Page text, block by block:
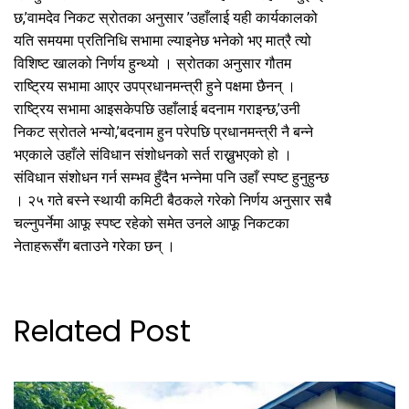
छ,’वामदेव निकट स्रोतका अनुसार ’उहाँलाई यही कार्यकालको
यति समयमा प्रतिनिधि सभामा ल्याइनेछ भनेको भए मात्रै त्यो
विशिष्ट खालको निर्णय हुन्थ्यो । स्रोतका अनुसार गौतम
राष्ट्रिय सभामा आएर उपप्रधानमन्त्री हुने पक्षमा छैनन् ।
राष्ट्रिय सभामा आइसकेपछि उहाँलाई बदनाम गराइन्छ,’उनी
निकट स्रोतले भन्यो,’बदनाम हुन परेपछि प्रधानमन्त्री नै बन्ने
भएकाले उहाँले संविधान संशोधनको सर्त राख्नुभएको हो ।
संविधान संशोधन गर्न सम्भव हुँदैन भन्नेमा पनि उहाँ स्पष्ट हुनुहुन्छ
। २५ गते बस्ने स्थायी कमिटी बैठकले गरेको निर्णय अनुसार सबै
चल्नुपर्नेमा आफू स्पष्ट रहेको समेत उनले आफू निकटका
नेताहरूसँग बताउने गरेका छन् ।
Related Post